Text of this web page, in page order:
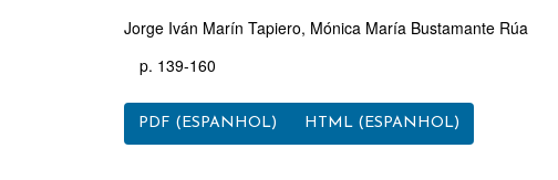
Jorge Iván Marín Tapiero, Mónica María Bustamante Rúa
p. 139-160
PDF (ESPANHOL) HTML (ESPANHOL)